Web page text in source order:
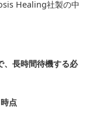
Healing社製の中
、長時間待機する必
点